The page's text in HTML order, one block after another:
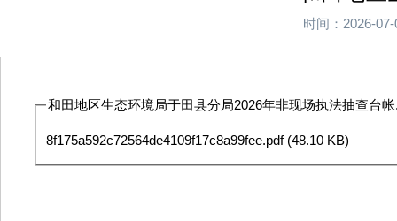
时间：2026-
和田地区生态环境局于田县分局2026年非现场执法抽查台
8f175a592c72564de4109f17c8a99fee.pdf(48.10 KB)